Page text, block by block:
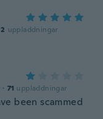
2 uppladdningar
· 71 uppladdningar
been scammed